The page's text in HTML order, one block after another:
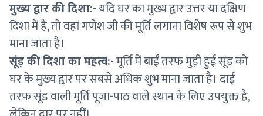
मुख्य द्वार की दिशा:- यदि घर का मुख्य द्वार उत्तर या दक्षिण
दिशा में है, तो वहां गणेश जी की मूर्ति लगाना विशेष रूप से शुभ
माना जाता है।
सूंड़ की दिशा का महत्व:- मूर्ति में बाईं तरफ मुड़ी हुई सूंड को
घर के मुख्य द्वार पर सबसे अधिक शुभ माना जाता है। दाईं
तरफ सूंड वाली मूर्ति पूजा-पाठ वाले स्थान के लिए उपयुक्त है,